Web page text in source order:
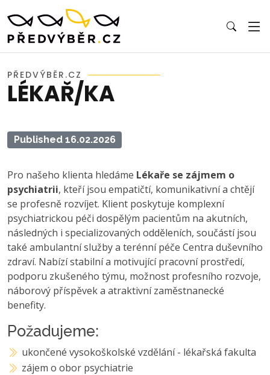
PŘEDVÝBĚR.CZ
LÉKAŘ/KA
Published 16.02.2026
Pro našeho klienta hledáme Lékaře se zájmem o
psychiatrii, kteří jsou empatičtí, komunikativní a chtějí
se profesně rozvíjet. Klient poskytuje komplexní
psychiatrickou péči dospělým pacientům na akutních,
následných i specializovaných odděleních, součástí jsou
také ambulantní služby a terénní péče Centra duševního
zdraví. Nabízí stabilní a motivující pracovní prostředí,
podporu zkušeného týmu, možnost profesního rozvoje,
náborový příspěvek a atraktivní zaměstnanecké
benefity.
Požadujeme:
ukončené vysokoškolské vzdělání - lékařská fakulta
zájem o obor psychiatrie